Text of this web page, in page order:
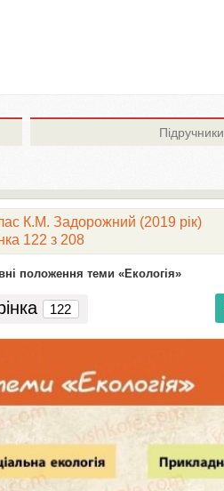
Підручники
К.М. Задорожний (2019 рік)
122 з 208
положення теми «Екологія»